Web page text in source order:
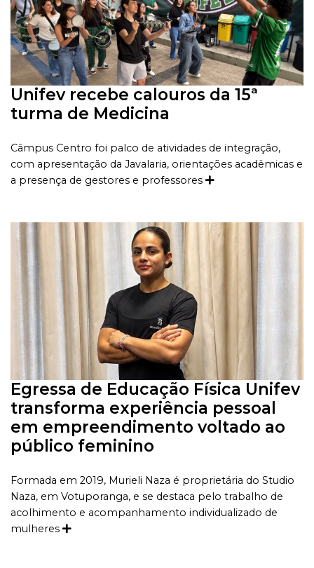
Unifev recebe calouros da 15ª
turma de Medicina
Câmpus Centro foi palco de atividades de integração,
com apresentação da Javalaria, orientações acadêmicas e
a presença de gestores e professores
Egressa de Educação Física Unifev
transforma experiência pessoal
em empreendimento voltado ao
público feminino
Formada em 2019, Murieli Naza é proprietária do Studio
Naza, em Votuporanga, e se destaca pelo trabalho de
acolhimento e acompanhamento individualizado de
mulheres